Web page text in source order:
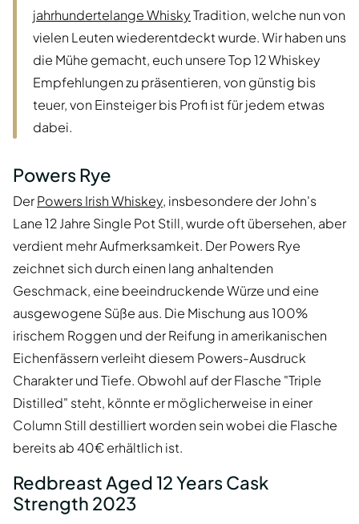
jahrhundertelange WhiskyTradition, welche nun von
vielen Leuten wiederentdeckt wurde. Wir haben uns
die Mühe gemacht, euch unsere Top 12 Whiskey
Empfehlungen zu präsentieren, von günstig bis
teuer, von Einsteiger bis Profi ist für jedem etwas
dabei.
Powers Rye
DerPowers Irish Whiskey, insbesondere der John's
Lane 12 Jahre Single Pot Still, wurde oft übersehen, aber
verdient mehr Aufmerksamkeit. Der Powers Rye
zeichnet sich durch einen lang anhaltenden
Geschmack, eine beeindruckende Würze und eine
ausgewogene Süße aus. Die Mischung aus 100%
irischem Roggen und der Reifung in amerikanischen
Eichenfässern verleiht diesem Powers-Ausdruck
Charakter und Tiefe. Obwohl auf der Flasche "Triple
Distilled" steht, könnte er möglicherweise in einer
Column Still destilliert worden sein wobei die Flasche
bereits ab 40€ erhältlich ist.
Redbreast Aged 12 Years Cask
Strength 2023